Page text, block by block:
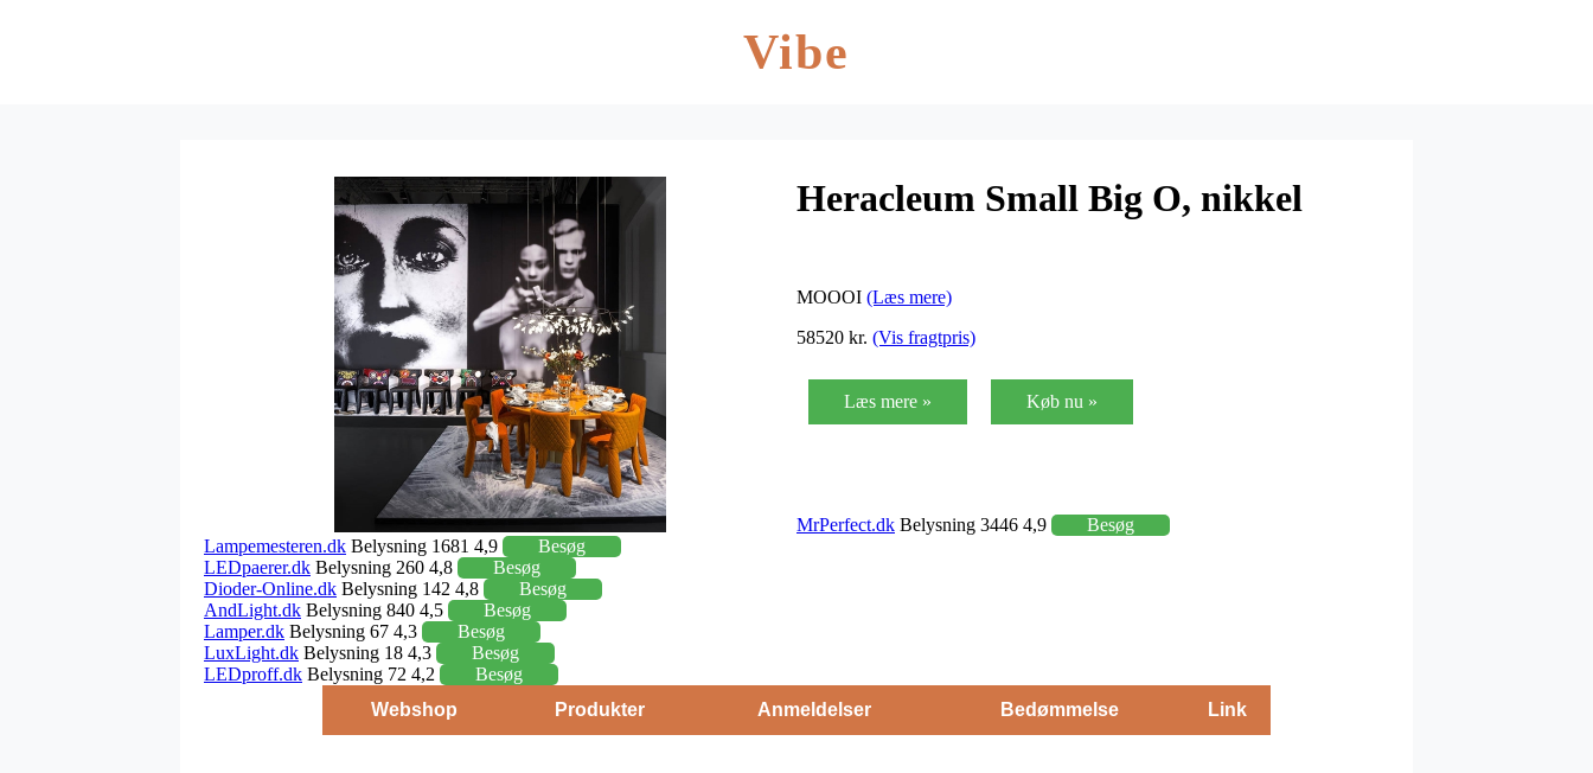
Vibe
Heracleum Small Big O, nikkel
MOOOI (Læs mere)
58520 kr. (Vis fragtpris)
Læs mere » Køb nu »
MrPerfect.dk Belysning 3446 4,9
Besøg
Lampemesteren.dk Belysning 1681 4,9
Besøg
LEDpaerer.dk Belysning 260 4,8
Besøg
Dioder-Online.dk Belysning 142 4,8
Besøg
AndLight.dk Belysning 840 4,5
Besøg
Lamper.dk Belysning 67 4,3
Besøg
LuxLight.dk Belysning 18 4,3
Besøg
LEDproff.dk Belysning 72 4,2
Besøg
Webshop
Produkter Anmeldelser Bedømmelse Link